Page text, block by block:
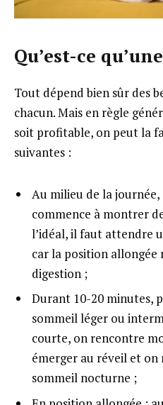
Qu’est-ce
Tout dépend bien sûr des
chacun. Mais en règle
soit profitable, on peut la
suivantes :
Au milieu de la
commence à montrer
l’idéal, il faut attendre
car la position allongée
digestion ;
Durant 10-20 minutes,
sommeil léger ou
courte, on rencontre
émerger au réveil et on
sommeil nocturne ;